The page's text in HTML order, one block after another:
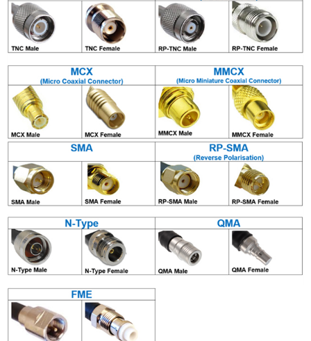
Power Kingdom
Poynting
Raritan
Riello UPS
Server Technology
Siretta
SIRIO Antenne
Sunbird
Tactical Software
TEKTELIC
Teltonika
Unwired Networks
WATTECO
Westermo